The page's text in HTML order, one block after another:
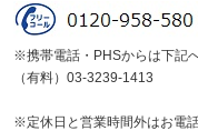
※携帯電話・PHSからは下記
（有料）03-3239-1413
※定休日と営業時間外はお電